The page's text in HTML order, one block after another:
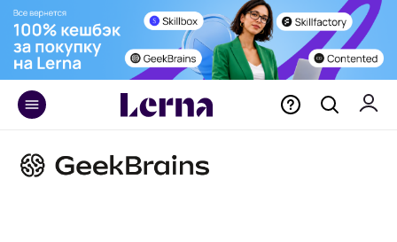
+375 29 171 55 70